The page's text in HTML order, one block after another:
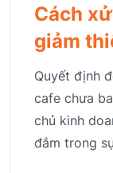
Cách
giảm
Quyết định
cafe chưa
chủ kinh
đắm trong